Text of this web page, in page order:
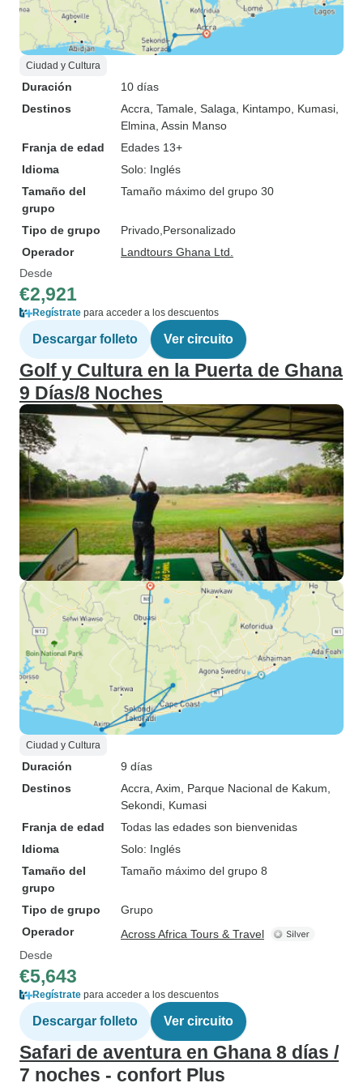
Ciudad y Cultura
Duración
10 días
Destinos
Accra , Tamale , Salaga , Kintampo , Kumasi
Elmina , Assin Manso
Franja de edad
Edades 13+
Idioma
Solo: Inglés
Tamaño del
grupo
Tamaño máximo del grupo 30
Tipo de grupo Privado Personalizado
Operador
Landtours Ghana Ltd.
Desde
€2,921
Regístrate para acceder a los descuentos
Descargar folleto Ver circuito
Golf y Cultura en la Puerta de Ghana
9 Días/8 Noches
Ciudad y Cultura
Duración
9 días
Destinos
Accra , Axim , Parque Nacional de Kakum
Sekondi , Kumasi
Franja de edad
Todas las edades son bienvenidas
Idioma
Solo: Inglés
Tamaño del
grupo
Tamaño máximo del grupo 8
Tipo de grupo
Grupo
Operador
Across Africa Tours & Travel
Desde
€5,643
Regístrate para acceder a los descuentos
Descargar folleto Ver circuito
Safari de aventura en Ghana 8 días /
7 noches - confort Plus